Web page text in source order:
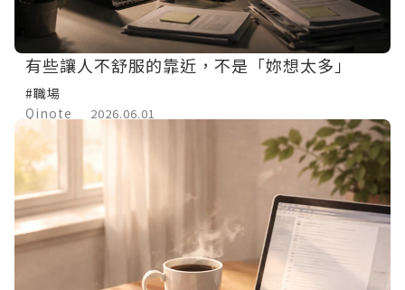
有些讓人不舒服的靠近，不是「妳想太多」
#職場
Qinote
2026.06.01